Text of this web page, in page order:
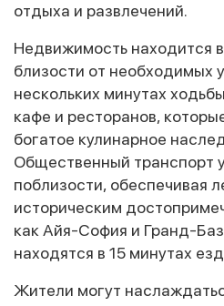
отдыха и развлечений.
Недвижимость находится
близости от необходимых
нескольких минутах
кафе и ресторанов,
богатое кулинарное
Общественный транспорт
поблизости, обеспечивая
историческим
как Айя-София и Гранд-
находятся в 15 минутах
Жители могут